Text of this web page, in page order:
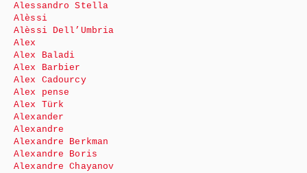
Alessandro Stella
Alèssi
Alèssi Dell’Umbria
Alex
Alex Baladi
Alex Barbier
Alex Cadourcy
Alex pense
Alex Türk
Alexander
Alexandre
Alexandre Berkman
Alexandre Boris
Alexandre Chayanov